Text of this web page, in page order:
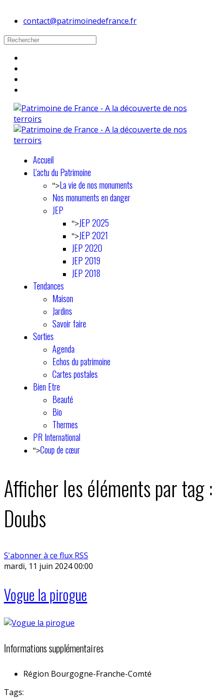
contact@patrimoinedefrance.fr
Accueil
L'actu du Patrimoine
">La vie de nos monuments
Nos monuments en danger
JEP
">JEP 2025
">JEP 2021
JEP 2020
JEP 2019
JEP 2018
Tendances
Maison
Jardins
Savoir faire
Sorties
Agenda
Echos du patrimoine
Cartes postales
Bien Etre
Beauté
Bio
Thermes
PR International
">Coup de cœur
Afficher les éléments par tag :
Doubs
S'abonner à ce flux RSS
mardi, 11 juin 2024 00:00
Vogue la pirogue
Informations supplémentaires
Région Bourgogne-Franche-Comté
Tags: